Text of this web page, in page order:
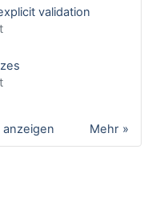
validation
Mehr
anzeigen